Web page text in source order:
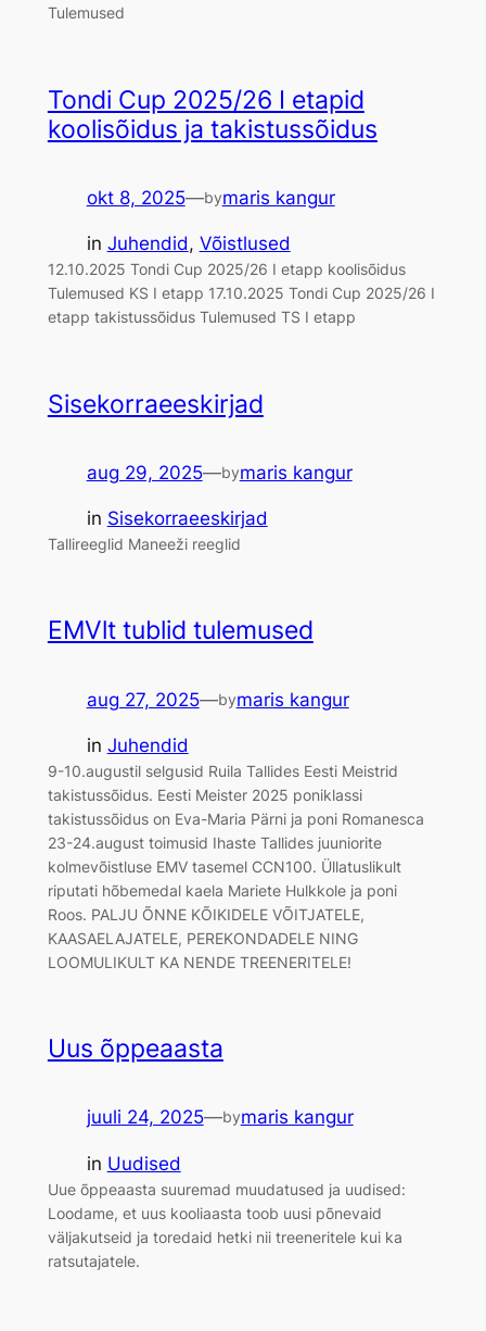
Tulemused
Tondi Cup 2025/26 I etapid
koolisõidus ja takistussõidus
okt 8, 2025—bymaris kangur
in Juhendid, Võistlused
12.10.2025 Tondi Cup 2025/26 I etapp koolisõidus
Tulemused KS I etapp 17.10.2025 Tondi Cup 2025/26 I
etapp takistussõidus Tulemused TS I etapp
Sisekorraeeskirjad
aug 29, 2025—bymaris kangur
in Sisekorraeeskirjad
Tallireeglid Maneeži reeglid
EMVlt tublid tulemused
aug 27, 2025—bymaris kangur
in Juhendid
9-10.augustil selgusid Ruila Tallides Eesti Meistrid
takistussõidus. Eesti Meister 2025 poniklassi
takistussõidus on Eva-Maria Pärni ja poni Romanesca
23-24.august toimusid Ihaste Tallides juuniorite
kolmevõistluse EMV tasemel CCN100. Üllatuslikult
riputati hõbemedal kaela Mariete Hulkkole ja poni
Roos. PALJU ÕNNE KÕIKIDELE VÕITJATELE,
KAASAELAJATELE, PEREKONDADELE NING
LOOMULIKULT KA NENDE TREENERITELE!
Uus õppeaasta
juuli 24, 2025—bymaris kangur
in Uudised
Uue õppeaasta suuremad muudatused ja uudised:
Loodame, et uus kooliaasta toob uusi põnevaid
väljakutseid ja toredaid hetki nii treeneritele kui ka
ratsutajatele.